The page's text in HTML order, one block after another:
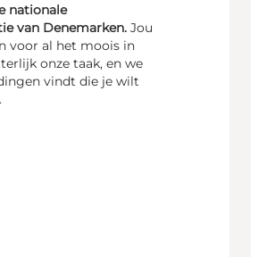
nationale
van Denemarken. Jou
voor al het moois in
onze taak, en we
vindt die je wilt